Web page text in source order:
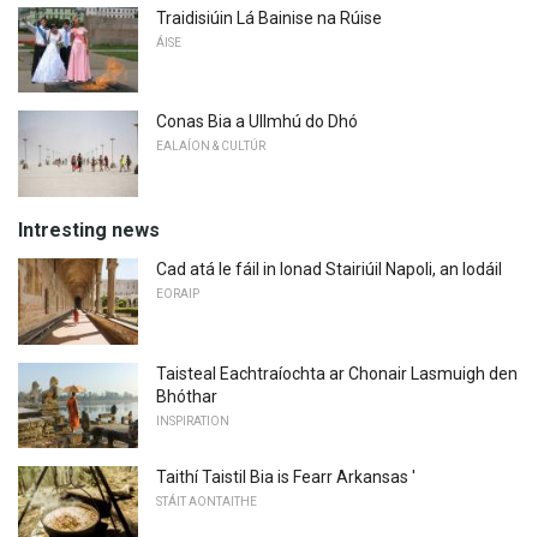
Traidisiúin Lá Bainise na Rúise
ÁISE
Conas Bia a Ullmhú do Dhó
EALAÍON & CULTÚR
Intresting news
Cad atá le fáil in Ionad Stairiúil Napoli, an Iodáil
EORAIP
Taisteal Eachtraíochta ar Chonair Lasmuigh den
Bhóthar
INSPIRATION
Taithí Taistil Bia is Fearr Arkansas '
STÁIT AONTAITHE